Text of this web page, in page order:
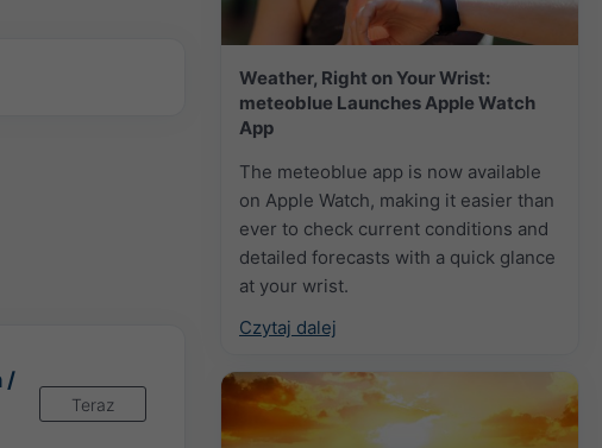
Weather, Right on Your Wrist:
meteoblue Launches Apple Watch
App
The meteoblue app is now available
on Apple Watch, making it easier than
ever to check current conditions and
detailed forecasts with a quick glance
at your wrist.
Czytaj dalej
/
Teraz